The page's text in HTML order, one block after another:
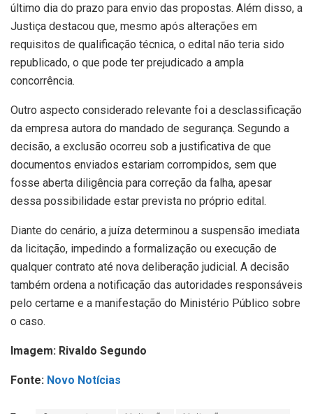
último dia do prazo para envio das propostas. Além disso, a
Justiça destacou que, mesmo após alterações em
requisitos de qualificação técnica, o edital não teria sido
republicado, o que pode ter prejudicado a ampla
concorrência.
Outro aspecto considerado relevante foi a desclassificação
da empresa autora do mandado de segurança. Segundo a
decisão, a exclusão ocorreu sob a justificativa de que
documentos enviados estariam corrompidos, sem que
fosse aberta diligência para correção da falha, apesar
dessa possibilidade estar prevista no próprio edital.
Diante do cenário, a juíza determinou a suspensão imediata
da licitação, impedindo a formalização ou execução de
qualquer contrato até nova deliberação judicial. A decisão
também ordena a notificação das autoridades responsáveis
pelo certame e a manifestação do Ministério Público sobre
o caso.
Imagem: Rivaldo Segundo
Fonte: Novo Notícias